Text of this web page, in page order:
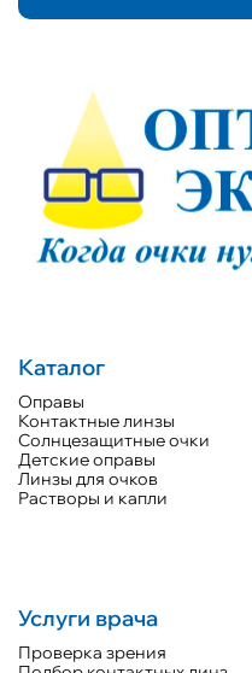
Каталог
Оправы
Контактные линзы
Солнцезащитные очки
Детские оправы
Линзы для очков
Растворы и капли
Услуги врача
Проверка зрения